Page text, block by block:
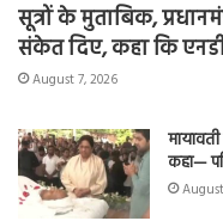
सूत्रों के मुताबिक,
संकेत दिए, कहा कि
August 7, 2026
कहा—